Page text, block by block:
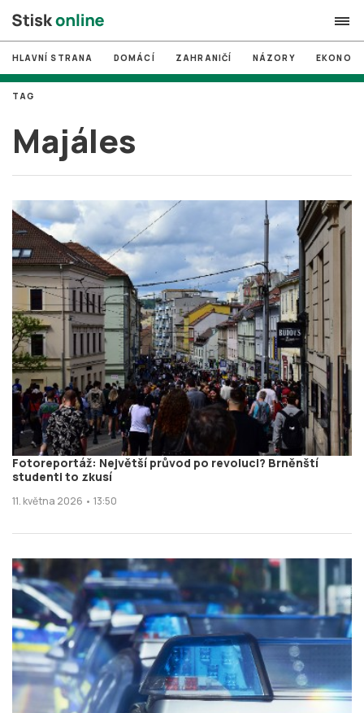
search
# MUNI
# Brno
# volby
login PŘIHLÁSIT SE
Zapomněli jste heslo?
Založit nový účet
HLAVNÍ STRANA DOMÁCÍ ZAHRANIČÍ NÁZORY
Majáles
TAG
Fotoreportáž: Největší průvod po revoluci? Brněnští
studenti to zkusí
11. května 2026 • 13:50